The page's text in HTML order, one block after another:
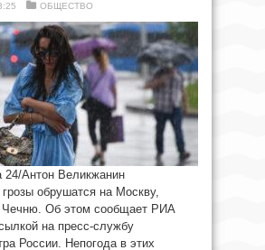
ОБЩЕСТВО
24/Антон Великжанин
обрушатся на Москву,
Чечню. Об этом сообщает РИА
на пресс-службу
России. Непогода в этих